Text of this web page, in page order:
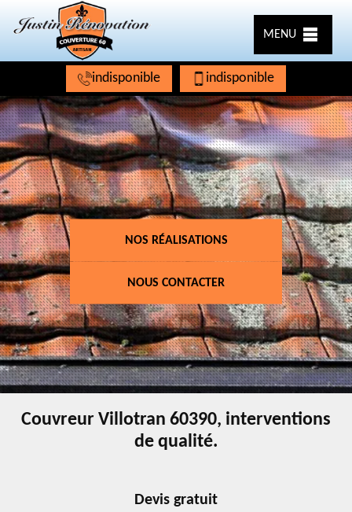
MENU
indisponible indisponible
NOS RÉALISATIONS
NOUS CONTACTER
Couvreur Villotran 60390, interventions
de qualité.
Devis gratuit